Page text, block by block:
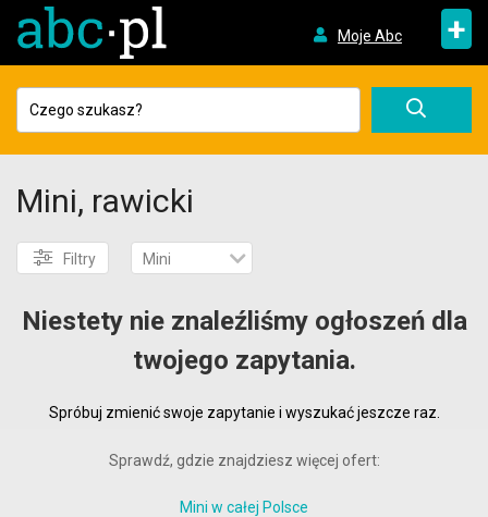
Moje Abc +
Mini, rawicki
Filtry Mini
Niestety nie znaleźliśmy ogłoszeń dla
twojego zapytania.
Spróbuj zmienić swoje zapytanie i wyszukać jeszcze raz.
Sprawdź, gdzie znajdziesz więcej ofert:
Mini w całej Polsce